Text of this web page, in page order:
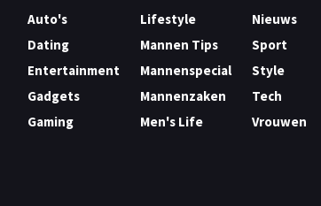
Auto's
Dating
Entertainment
Gadgets
Gaming
Lifestyle
Mannen Tips
Mannenspecial
Mannenzaken
Men's Life
Nieuws
Sport
Style
Tech
Vrouwen